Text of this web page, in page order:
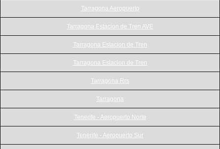
Tarragona Aeropuerto
Tarragona Estacion de Tren AVE
Tarragona Estacion de Tren
Tarragona Estacion de Tren
Tarragona Rrs
Tarragona
Tenerife - Aeropuerto Norte
Tenerife - Aeropuerto Sur